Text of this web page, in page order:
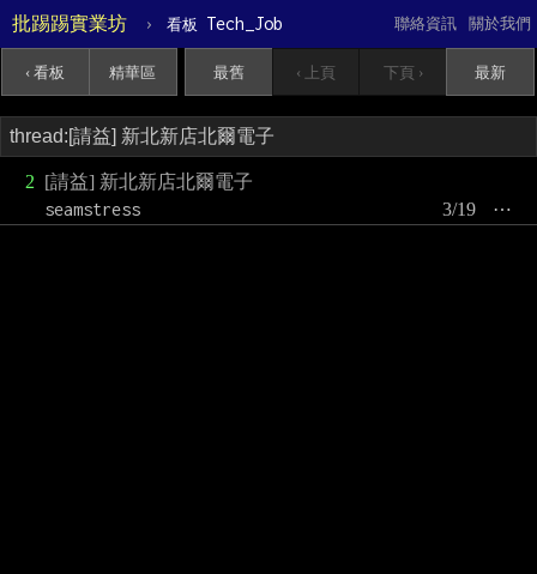
批踢踢實業坊 › 看板 Tech_Job 關於我們
聯絡資訊
‹ 看板 精華區 最舊 ‹ 上頁 下頁 › 最新
2 [請益] 新北新店北爾電子
seamstress
⋯
3/19